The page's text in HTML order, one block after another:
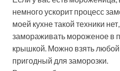
немного ускорит процесс
моей кухне такой техники
замораживать мороженое в
крышкой. Можно взять
пригодный для заморозки.